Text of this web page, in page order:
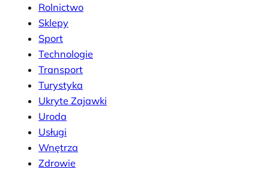
Rolnictwo
Sklepy
Sport
Technologie
Transport
Turystyka
Ukryte Zajawki
Uroda
Usługi
Wnętrza
Zdrowie